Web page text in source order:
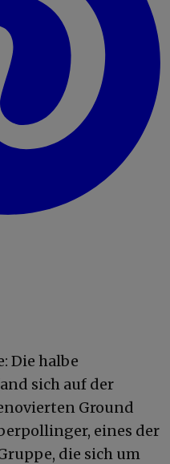
Die halbe
sich auf der
Ground
eines der
die sich um